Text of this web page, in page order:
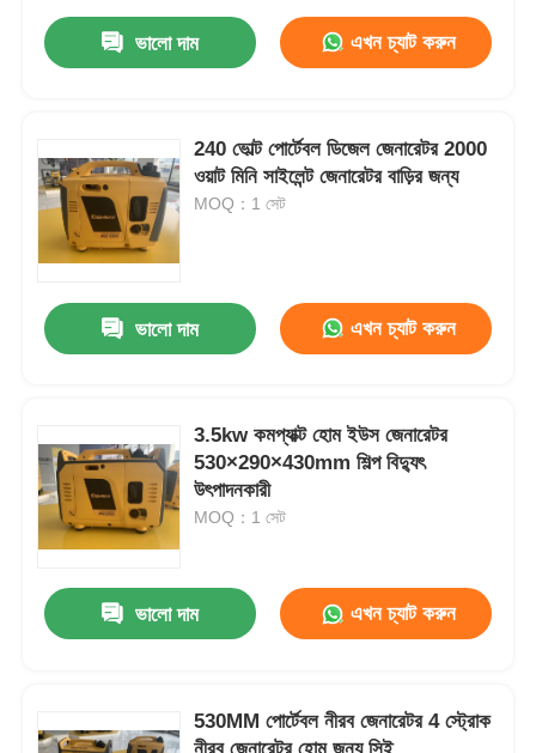
বাড়ি
ভিডিও
কারখানা ভ্রমণ
আমাদের সাথে যোগাযোগ করুন
খবর
উদ্ধৃতির জন্য আবেদন
ভালো দাম এখন চ্যাট করুন
240 ভোল্ট পোর্টেবল ডিজেল জেনারেটর 2000
ওয়াট মিনি সাইলেন্ট জেনারেটর বাড়ির জন্য
MOQ：1 সেট
ভালো দাম এখন চ্যাট করুন
3.5kw কমপ্যাক্ট হোম ইউস জেনারেটর
530×290×430mm শিল্প বিদ্যুৎ
উৎপাদনকারী
MOQ：1 সেট
ভালো দাম এখন চ্যাট করুন
530MM পোর্টেবল নীরব জেনারেটর 4 স্ট্রোক
নীরব জেনারেটর হোম জন্য সিই